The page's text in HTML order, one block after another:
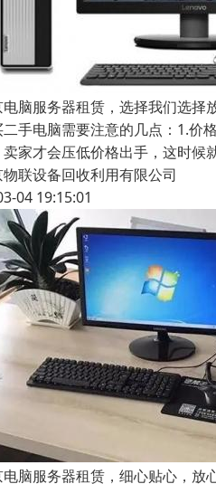
脑服务器租赁，选择我们选择
手电脑需要注意的几点：1.价
家才会压低价格出手，这时候
联设备回收利用有限公司
04 19:15:01
脑服务器租赁，细心贴心，放